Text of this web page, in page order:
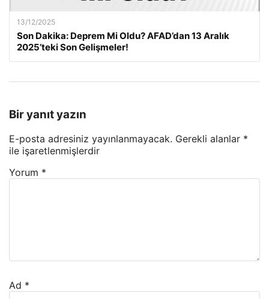
13/12/2025
Son Dakika: Deprem Mi Oldu? AFAD’dan 13 Aralık
2025’teki Son Gelişmeler!
Bir yanıt yazın
E-posta adresiniz yayınlanmayacak. Gerekli alanlar *
ile işaretlenmişlerdir
Yorum *
Ad *